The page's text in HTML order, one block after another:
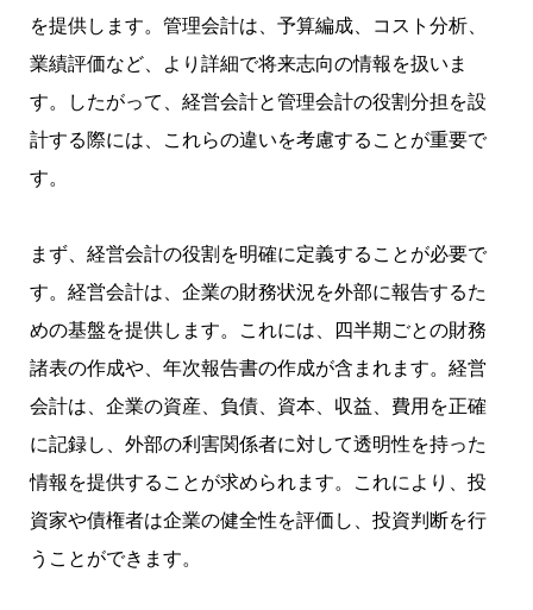
を提供します。管理会計は、予算編成、コスト分析、
業績評価など、より詳細で将来志向の情報を扱いま
す。したがって、経営会計と管理会計の役割分担を設
計する際には、これらの違いを考慮することが重要で
す。
まず、経営会計の役割を明確に定義することが必要で
す。経営会計は、企業の財務状況を外部に報告するた
めの基盤を提供します。これには、四半期ごとの財務
諸表の作成や、年次報告書の作成が含まれます。経営
会計は、企業の資産、負債、資本、収益、費用を正確
に記録し、外部の利害関係者に対して透明性を持った
情報を提供することが求められます。これにより、投
資家や債権者は企業の健全性を評価し、投資判断を行
うことができます。